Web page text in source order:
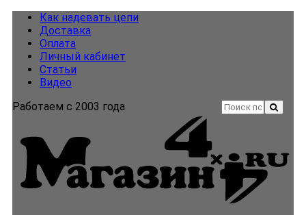
Как надевать цепи
Доставка
Оплата
Личный кабинет
Статьи
Видео
Работаем с 2003 года